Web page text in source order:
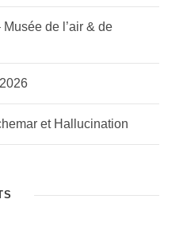
de l’air & de
et Hallucination